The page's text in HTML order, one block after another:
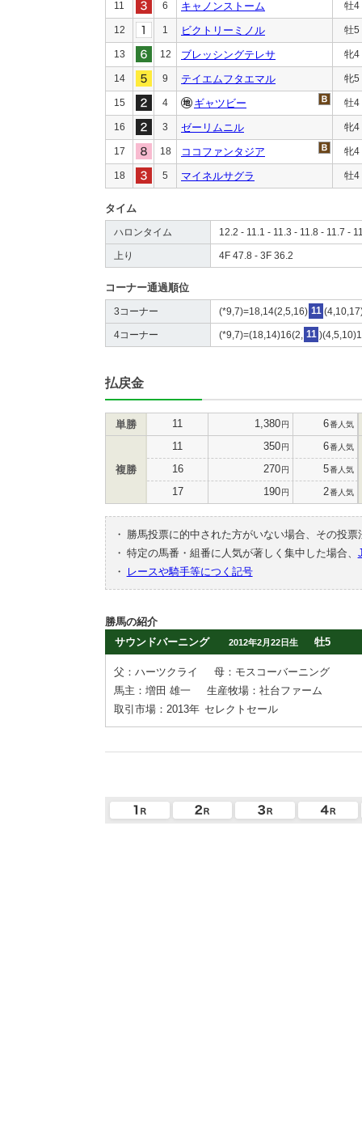
11 6 キャノンストーム 牡4
12 1 ビクトリーミノル 牡5
13 12 ブレッシングテレサ 牝4
14 9 テイエムフタエマル 牝5
15 4 ギャツビー 牡4
16 3 ゼーリムニル 牝4
17 18 ココファンタジア 牝4
18 5 マイネルサグラ 牡4
タイム
ハロンタイム 12.2 - 11.1 - 11.3 - 11.8 - 11.7 -
上り 4F 47.8 - 3F 36.2
コーナー通過順位
3コーナー (*9,7)=18,14(2,5,16) 11
4コーナー (*9,7)=(18,14)16(2, 11
払戻金
単勝 11 1,380円 6番人気
複勝
11 350円 6番人気
16 270円 5番人気
17 190円 2番人気
・
勝馬投票に的中された方がいない場合、その投
・ 特定の馬番・組番に人気が著しく集中した場合、
・
レースや騎手等につく記号
勝馬の紹介
サウンドバーニング
2012年2月22日生 牡5
父：ハーツクライ
母：モスコーバーニング
馬主：増田 雄一
生産牧場：社台ファーム
取引市場：2013年 セレクトセール